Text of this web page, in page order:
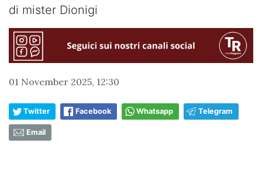
di mister Dionigi
01 November 2025, 12:30
Twitter Facebook Whatsapp Telegram
Email